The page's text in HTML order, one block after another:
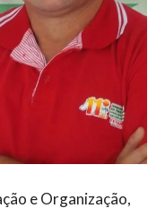
e Organização,